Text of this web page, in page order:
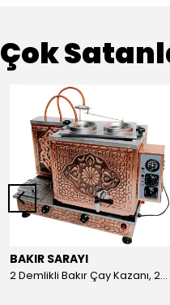
Çok
BAKIR SARAYI
2 Demlikli Bakır Çay Kazanı, 25 Litre